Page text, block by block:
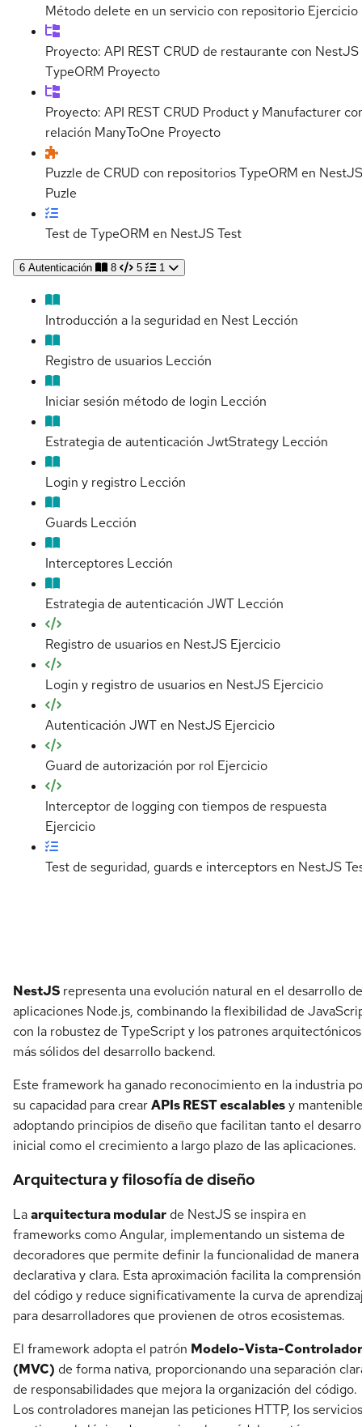
Método delete en un servicio con repositorio Ejercicio
Proyecto: API REST CRUD de restaurante con NestJS
TypeORM Proyecto
Proyecto: API REST CRUD Product y Manufacturer
relación ManyToOne Proyecto
Puzzle de CRUD con repositorios TypeORM en NestJS
Puzle
Test de TypeORM en NestJSTest
6 Autenticación 8 5 1
Introducción a la seguridad en Nest Lección
Registro de usuarios Lección
Iniciar sesión método de login Lección
Estrategia de autenticación JwtStrategy Lección
Login y registro Lección
Guards Lección
Interceptores Lección
Estrategia de autenticación JWT Lección
Registro de usuarios en NestJS Ejercicio
Login y registro de usuarios en NestJS Ejercicio
Autenticación JWT en NestJS Ejercicio
Guard de autorización por rol Ejercicio
Interceptor de logging con tiempos de respuesta
Ejercicio
Test de seguridad, guards e interceptors en NestJS
Detalles del curso
NestJS representa una evolución natural en el desarrollo de
aplicaciones Node.js, combinando la flexibilidad de
con la robustez de TypeScript y los patrones arquitectónicos
más sólidos del desarrollo backend.
Este framework ha ganado reconocimiento en la industria
su capacidad para crearAPIs REST escalablesy
adoptando principios de diseño que facilitan tanto el
inicial como el crecimiento a largo plazo de las aplicaciones.
Arquitectura y filosofía de diseño
Laarquitectura modular de NestJS se inspira en
frameworks como Angular, implementando un sistema de
decoradores que permite definir la funcionalidad de manera
declarativa y clara. Esta aproximación facilita la comprensión
del código y reduce significativamente la curva de
para desarrolladores que provienen de otros ecosistemas.
El framework adopta el patrón Modelo-Vista-Controlador
(MVC) de forma nativa, proporcionando una separación
de responsabilidades que mejora la organización del código.
Los controladores manejan las peticiones HTTP, los servicios